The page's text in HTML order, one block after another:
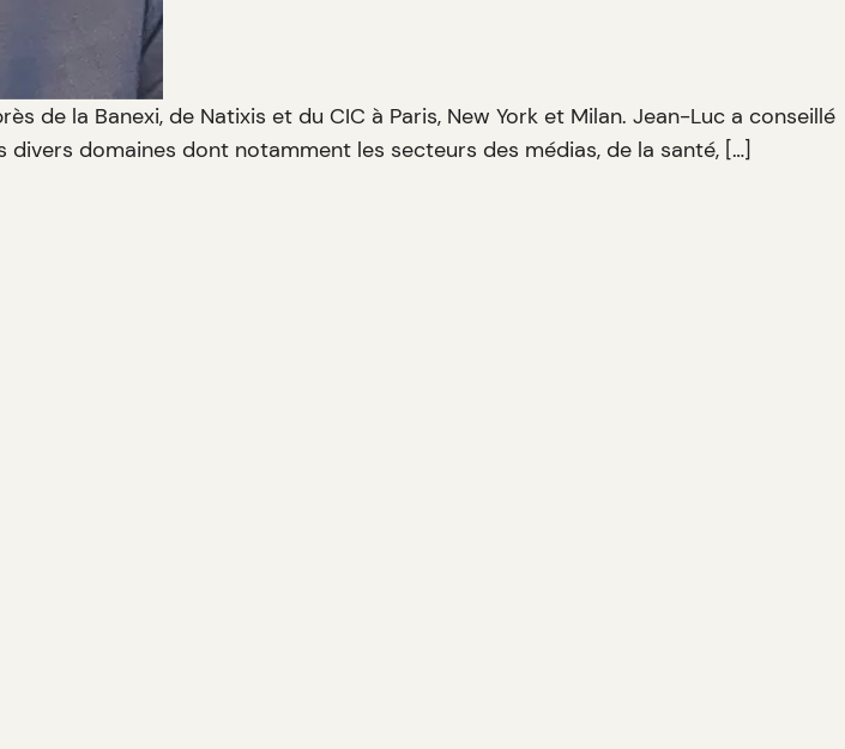
de la Banexi, de Natixis et du CIC à Paris, New York et Milan. Jean-Luc a conseillé
domaines dont notamment les secteurs des médias, de la santé, […]